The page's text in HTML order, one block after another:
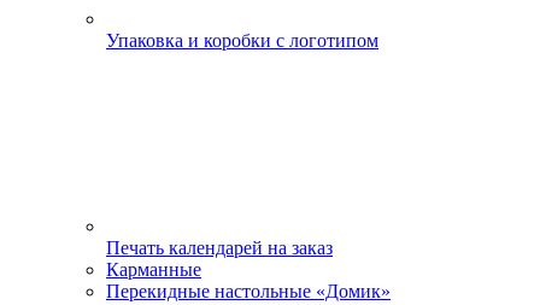
Упаковка и коробки с логотипом
Печать календарей на заказ
Карманные
Перекидные настольные «Домик»